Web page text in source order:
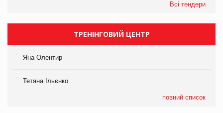
Всі тендери
ТРЕНІНГОВИЙ ЦЕНТР
Яна Олентир
Тетяна Ільєнко
повний список